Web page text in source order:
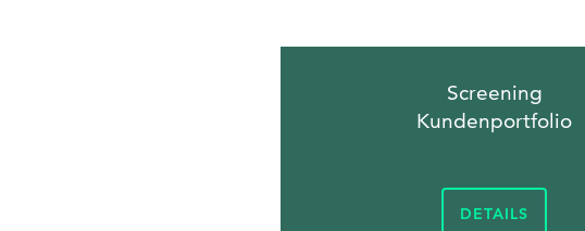
Screening
Kundenportfolio
DETAILS